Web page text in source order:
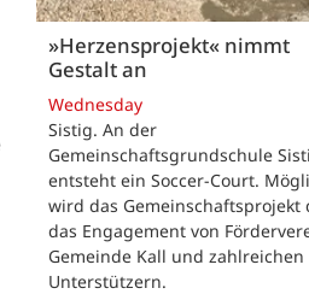
»Herzensprojekt« nimmt
Gestalt an
Wednesday
Sistig. An der
Gemeinschaftsgrundschule
entsteht ein Soccer-Court.
wird das Gemeinschaftsprojekt
das Engagement von
Gemeinde Kall und zahlreichen
Unterstützern.